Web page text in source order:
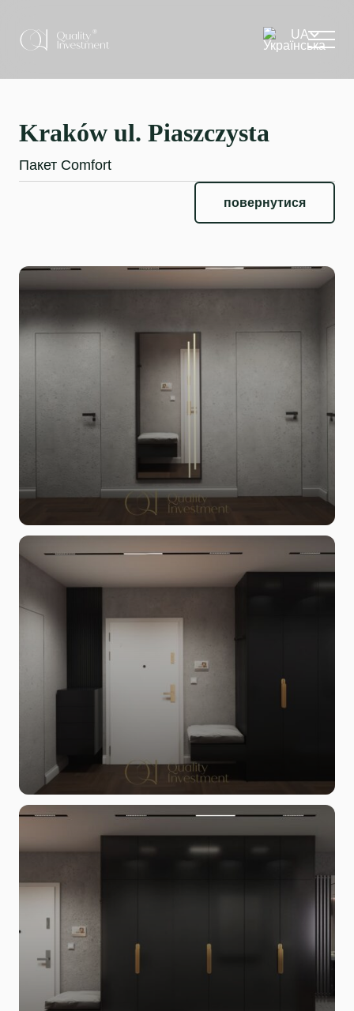
Kraków ul. Piaszczysta
Пакет Comfort
повернутися